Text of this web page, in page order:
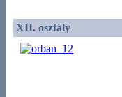
XII. osztály